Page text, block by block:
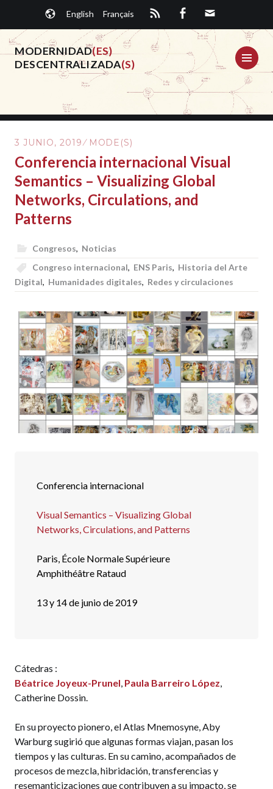
contenido.
English Français
MODERNIDAD(ES)
DESCENTRALIZADA(S)
3 JUNIO, 2019 MODE(S)
Conferencia internacional Visual
Semantics – Visualizing Global
Networks, Circulations, and
Patterns
Congresos, Noticias
Congreso internacional, ENS Paris, Historia del Arte
Digital, Humanidades digitales, Redes y circulaciones
Conferencia internacional
Visual Semantics – Visualizing Global
Networks, Circulations, and Patterns
Paris, École Normale Supérieure
Amphithéâtre Rataud
13 y 14 de junio de 2019
Cátedras :
Béatrice Joyeux-Prunel, Paula Barreiro López,
Catherine Dossin.
En su proyecto pionero, el Atlas Mnemosyne, Aby
Warburg sugirió que algunas formas viajan, pasan los
tiempos y las culturas. En su camino, acompañados de
procesos de mezcla, hibridación, transferencias y
resemanticizaciones que contribuyen a su impacto, se